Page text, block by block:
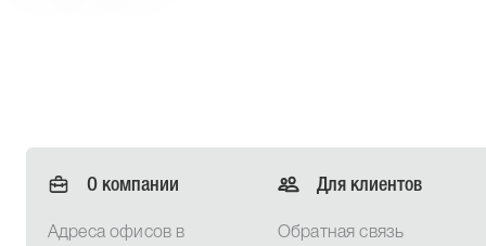
О компании
Адреса офисов в
Для клиентов
Обратная связь